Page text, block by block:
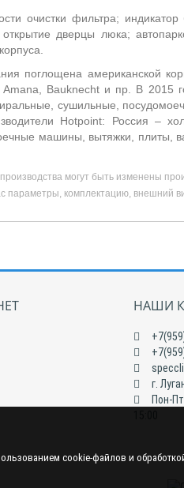
очистки фильтра;
дверцы люка;
поглощена американской
Amana, Bauknecht и пр. В 2015
сушильные,
Hotpoint: Россия –
машины, вытяжки, плиты,
могут быть изменены
комплектацию, внешний
НАШИ
г.
Пон-
cookie-файлов и